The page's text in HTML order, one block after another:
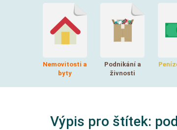
Nemovitosti a
byty
Podnikání a
živnosti
Výpis pro štítek: